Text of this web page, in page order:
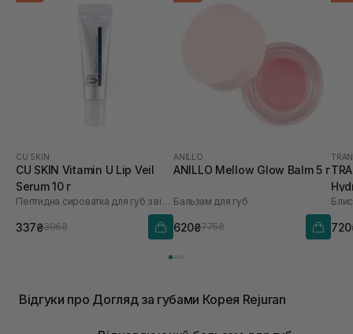
CU SKIN
CU SKIN Vitamin U Lip Veil
Serum 10 г
Пептидна сироватка для губ з вітаміном U та волюфіліном
337₴396₴
ANILLO
ANILLO Mellow Glow Balm 5 г
Бальзам для губ
620₴775₴
Відгуки про Догляд за губами Корея Rejuran